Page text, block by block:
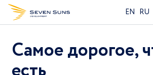
EN RU
Самое дорогое,